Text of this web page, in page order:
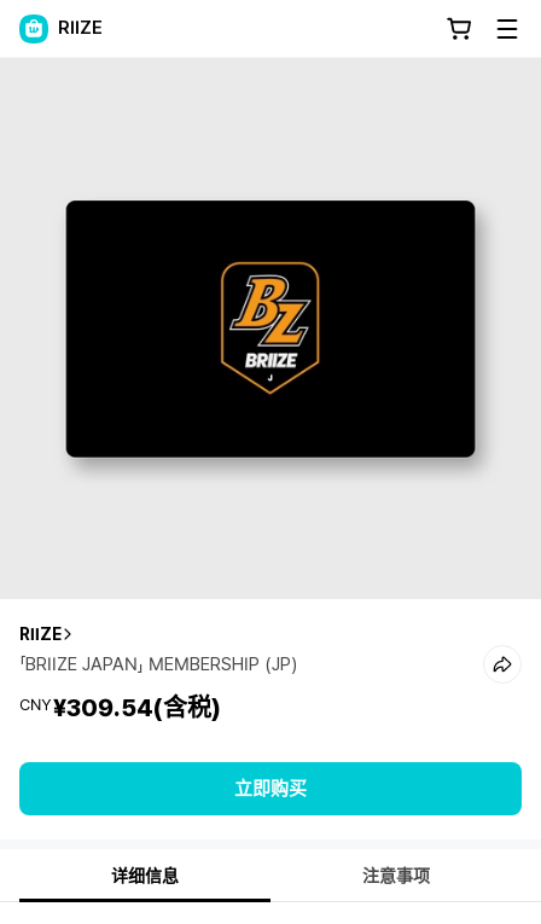
RIIZE
RIIZE
「BRIIZE JAPAN」 MEMBERSHIP (JP)
CNY¥309.54(含税)
立即购买
详细信息 注意事项